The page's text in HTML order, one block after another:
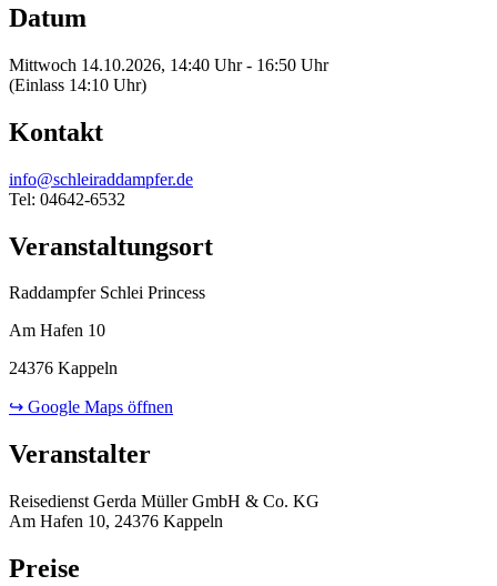
Datum
Mittwoch 14.10.2026, 14:40 Uhr - 16:50 Uhr
(Einlass 14:10 Uhr)
Kontakt
info@schleiraddampfer.de
Tel: 04642-6532
Veranstaltungsort
Raddampfer Schlei Princess
Am Hafen 10
24376 Kappeln
↪ Google Maps öffnen
Veranstalter
Reisedienst Gerda Müller GmbH & Co. KG
Am Hafen 10, 24376 Kappeln
Preise